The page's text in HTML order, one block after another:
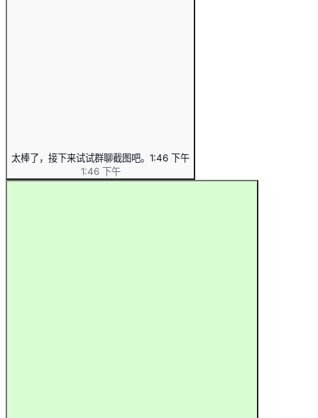
太棒了，接下来试试群聊截图吧。 1:46 下午
1:46 下午